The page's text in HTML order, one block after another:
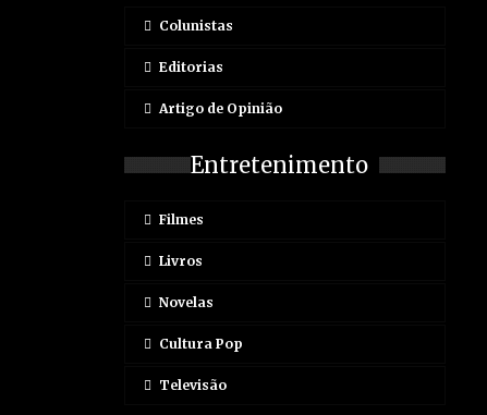
Colunistas
Editorias
Artigo de Opinião
Entretenimento
Filmes
Livros
Novelas
Cultura Pop
Televisão